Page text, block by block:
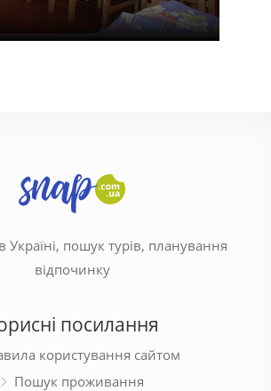
Україні, пошук турів, планування
відпочинку
посилання
користування сайтом
Пошук проживання